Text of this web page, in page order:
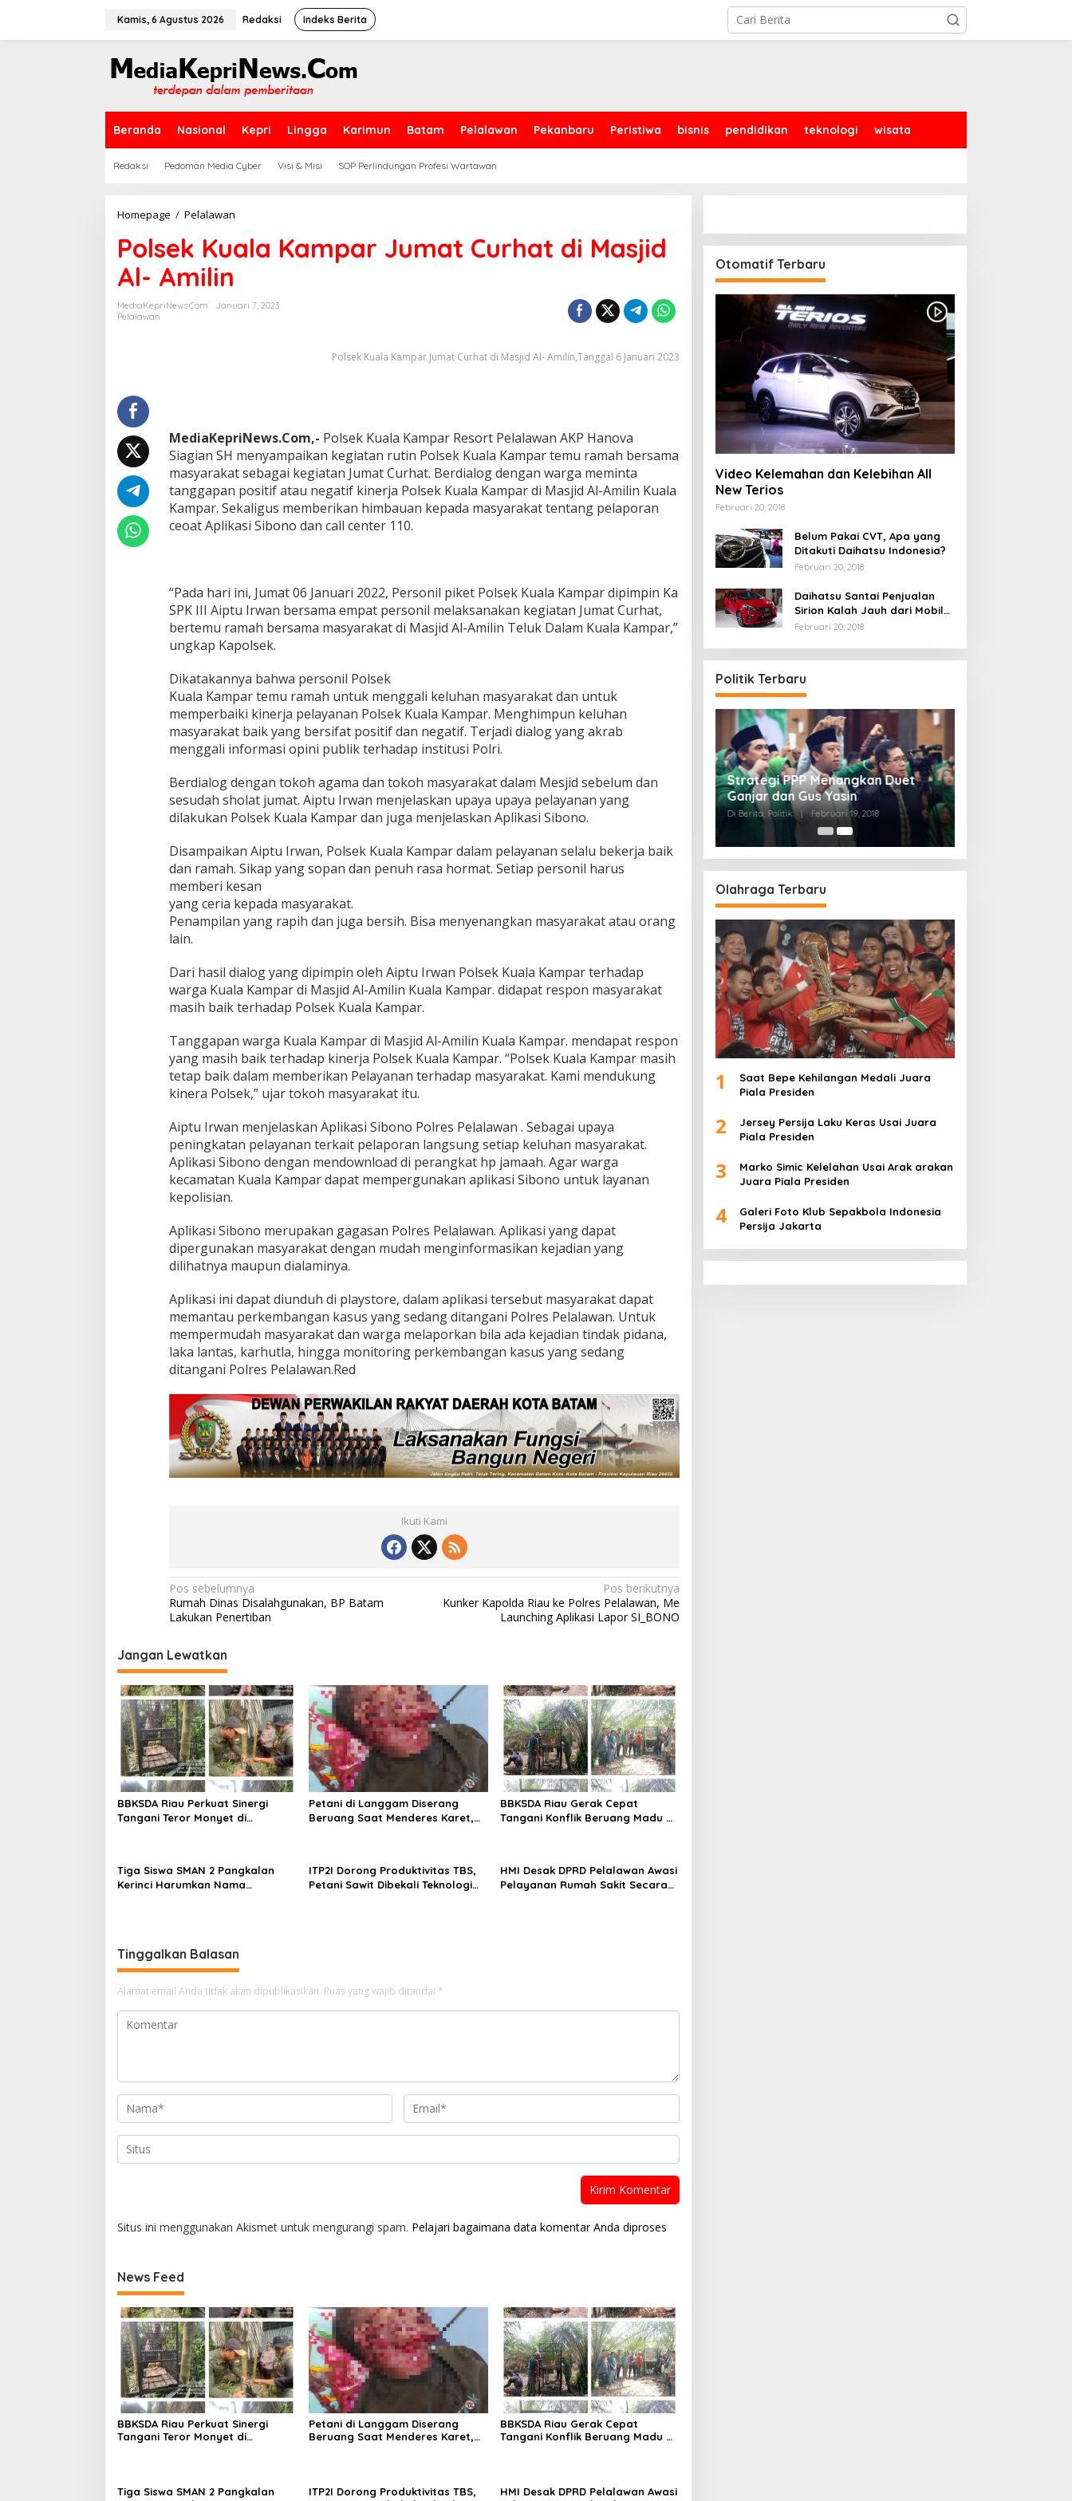
Kamis, 6 Agustus 2026 Redaksi Indeks Berita
Beranda Nasional Kepri Lingga Karimun Batam Pelalawan Pekanbaru Peristiwa bisnis pendidikan teknologi wisata
Redaksi Pedoman Media Cyber Visi & Misi SOP Perlindungan Profesi Wartawan
Homepage / Pelalawan
l
s
K
a
r
J
u
m
a
t
C
a
t
d
i
M
s
j
i
d
A
l
A
m
i
l
n
Polsek Kuala Kampar Jumat Curhat di Masjid
Al- Amilin
MediaKepriNews.com
Januari 7, 2023
Pelalawan
Polsek Kuala Kampar Jumat Curhat di Masjid Al- Amilin,Tanggal 6 Januari 2023
MediaKepriNews.Com,- Polsek Kuala Kampar Resort Pelalawan AKP Hanova
Siagian SH menyampaikan kegiatan rutin Polsek Kuala Kampar temu ramah bersama
masyarakat sebagai kegiatan Jumat Curhat. Berdialog dengan warga meminta
tanggapan positif atau negatif kinerja Polsek Kuala Kampar di Masjid Al-Amilin Kuala
Kampar. Sekaligus memberikan himbauan kepada masyarakat tentang pelaporan
ceoat Aplikasi Sibono dan call center 110.
“Pada hari ini, Jumat 06 Januari 2022, Personil piket Polsek Kuala Kampar dipimpin Ka
SPK III Aiptu Irwan bersama empat personil melaksanakan kegiatan Jumat Curhat,
bertemu ramah bersama masyarakat di Masjid Al-Amilin Teluk Dalam Kuala Kampar,”
ungkap Kapolsek.
Dikatakannya bahwa personil Polsek
Kuala Kampar temu ramah untuk menggali keluhan masyarakat dan untuk
memperbaiki kinerja pelayanan Polsek Kuala Kampar. Menghimpun keluhan
masyarakat baik yang bersifat positif dan negatif. Terjadi dialog yang akrab
menggali informasi opini publik terhadap institusi Polri.
Berdialog dengan tokoh agama dan tokoh masyarakat dalam Mesjid sebelum dan
sesudah sholat jumat. Aiptu Irwan menjelaskan upaya upaya pelayanan yang
dilakukan Polsek Kuala Kampar dan juga menjelaskan Aplikasi Sibono.
Disampaikan Aiptu Irwan, Polsek Kuala Kampar dalam pelayanan selalu bekerja baik
dan ramah. Sikap yang sopan dan penuh rasa hormat. Setiap personil harus
memberi kesan
yang ceria kepada masyarakat.
Penampilan yang rapih dan juga bersih. Bisa menyenangkan masyarakat atau orang
lain.
Dari hasil dialog yang dipimpin oleh Aiptu Irwan Polsek Kuala Kampar terhadap
warga Kuala Kampar di Masjid Al-Amilin Kuala Kampar. didapat respon masyarakat
masih baik terhadap Polsek Kuala Kampar.
Tanggapan warga Kuala Kampar di Masjid Al-Amilin Kuala Kampar. mendapat respon
yang masih baik terhadap kinerja Polsek Kuala Kampar. “Polsek Kuala Kampar masih
tetap baik dalam memberikan Pelayanan terhadap masyarakat. Kami mendukung
kinera Polsek,” ujar tokoh masyarakat itu.
Aiptu Irwan menjelaskan Aplikasi Sibono Polres Pelalawan . Sebagai upaya
peningkatan pelayanan terkait pelaporan langsung setiap keluhan masyarakat.
Aplikasi Sibono dengan mendownload di perangkat hp jamaah. Agar warga
kecamatan Kuala Kampar dapat mempergunakan aplikasi Sibono untuk layanan
kepolisian.
Aplikasi Sibono merupakan gagasan Polres Pelalawan. Aplikasi yang dapat
dipergunakan masyarakat dengan mudah menginformasikan kejadian yang
dilihatnya maupun dialaminya.
Aplikasi ini dapat diunduh di playstore, dalam aplikasi tersebut masyarakat dapat
memantau perkembangan kasus yang sedang ditangani Polres Pelalawan. Untuk
mempermudah masyarakat dan warga melaporkan bila ada kejadian tindak pidana,
laka lantas, karhutla, hingga monitoring perkembangan kasus yang sedang
ditangani Polres Pelalawan.Red
Ikuti Kami
N
a
i
g
a
s
i
p
o
s
Pos sebelumnya
Rumah Dinas Disalahgunakan, BP Batam
Lakukan Penertiban
Pos berikutnya
Kunker Kapolda Riau ke Polres Pelalawan, Me
Launching Aplikasi Lapor SI_BONO
Jangan Lewatkan
BBKSDA Riau Perkuat Sinergi
Tangani Teror Monyet di
Petani di Langgam Diserang
Beruang Saat Menderes Karet,
BBKSDA Riau Gerak Cepat
Tangani Konflik Beruang Madu di
Tiga Siswa SMAN 2 Pangkalan
Kerinci Harumkan Nama
ITP2I Dorong Produktivitas TBS,
Petani Sawit Dibekali Teknologi
HMI Desak DPRD Pelalawan Awasi
Pelayanan Rumah Sakit Secara
Tinggalkan Balasan
Alamat email Anda tidak akan dipublikasikan. Ruas yang wajib ditandai *
Situs ini menggunakan Akismet untuk mengurangi spam. Pelajari bagaimana data komentar Anda diproses
News Feed
BBKSDA Riau Perkuat Sinergi
Tangani Teror Monyet di
Petani di Langgam Diserang
Beruang Saat Menderes Karet,
BBKSDA Riau Gerak Cepat
Tangani Konflik Beruang Madu di
Tiga Siswa SMAN 2 Pangkalan
ITP2I Dorong Produktivitas TBS,
HMI Desak DPRD Pelalawan Awasi
Otomatif Terbaru
Video Kelemahan dan Kelebihan All
New Terios
Februari 20, 2018
Belum Pakai CVT, Apa yang
Ditakuti Daihatsu Indonesia?
Februari 20, 2018
Daihatsu Santai Penjualan
Sirion Kalah Jauh dari Mobil
LCGC
Februari 20, 2018
Politik Terbaru
Ini Dia Hubungan Partai Garuda
dengan Gerindra
Di Berita, Politik | Februari 19, 2018
Strategi PPP Menangkan Duet
Ganjar dan Gus Yasin
Di Berita, Politik | Februari 19, 2018
Olahraga Terbaru
1
Saat Bepe Kehilangan Medali Juara
Piala Presiden
2
Jersey Persija Laku Keras Usai Juara
Piala Presiden
3
Marko Simic Kelelahan Usai Arak arakan
Juara Piala Presiden
4
Galeri Foto Klub Sepakbola Indonesia
Persija Jakarta